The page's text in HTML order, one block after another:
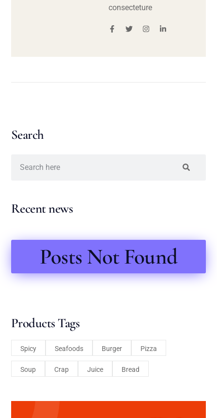
consecteture
Search
Recent news
Posts Not Found
Products Tags
Spicy Seafoods Burger Pizza
Soup Crap Juice Bread